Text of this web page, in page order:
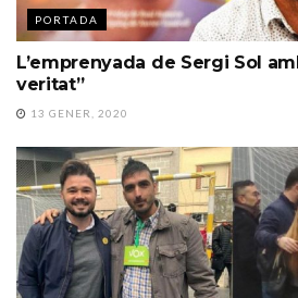
PORTADA
L’emprenyada de Sergi Sol
veritat”
13 GENER, 2020